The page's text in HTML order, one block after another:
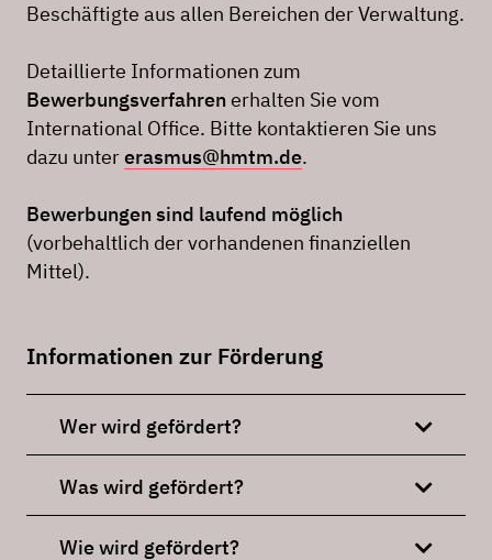
Beschäftigte aus allen Bereichen der Verwaltung.
Detaillierte Informationen zum
Bewerbungsverfahrenerhalten Sie vom
International Office. Bitte kontaktieren Sie uns
dazu untererasmus@hmtm.de.
Bewerbungen sind laufend möglich
(vorbehaltlich der vorhandenen finanziellen
Mittel).
Informationen zur Förderung
Wer wird gefördert?
Was wird gefördert?
Wie wird gefördert?